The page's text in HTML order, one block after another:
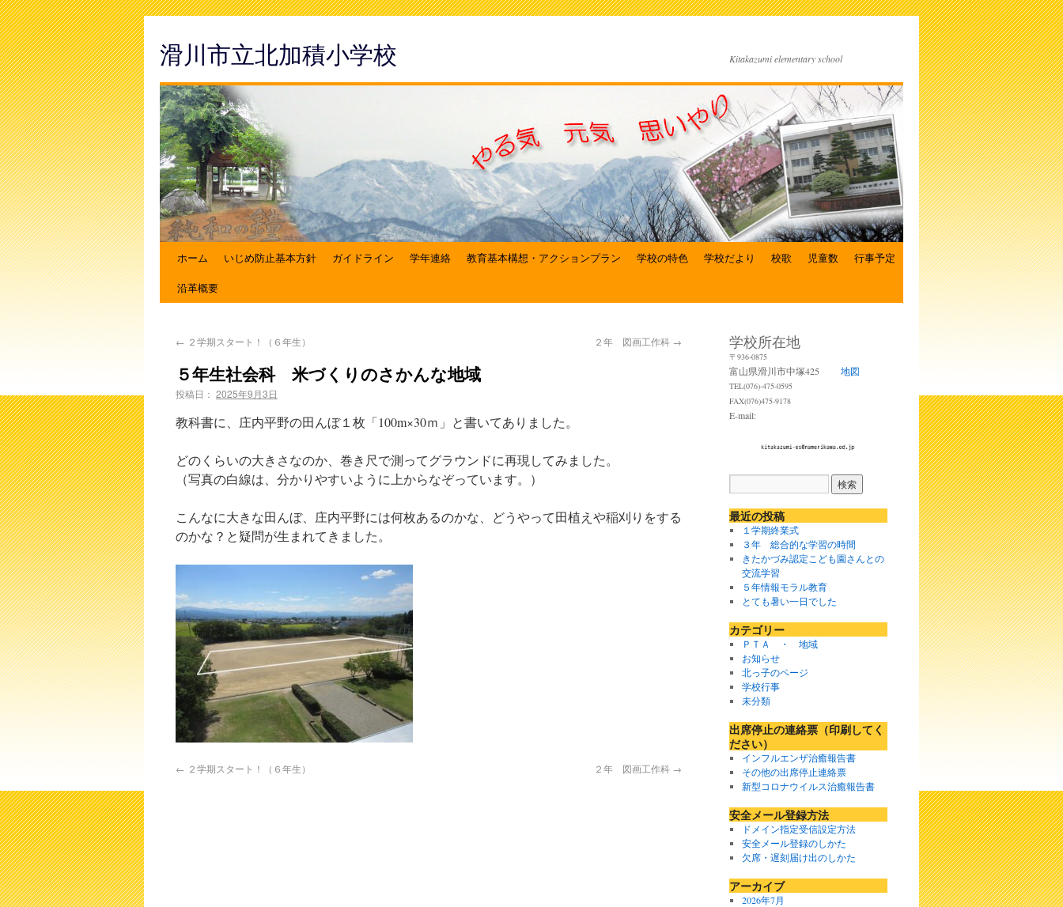
滑川市立北加積小学校 Kitakazumi elementary school
ホーム いじめ防止基本方針 ガイドライン 学年連絡 教育基本構想・アクションプラン 学校の特色 学校だより 校歌 児童数
行事予定
沿革概要
← ２学期スタート！（６年生） ２年 図画工作科 →
５年生社会科 米づくりのさかんな地域
投稿日： 2025年9月3日
教科書に、庄内平野の田んぼ１枚「100m×30ｍ」と書いてありました。
どのくらいの大きさなのか、巻き尺で測ってグラウンドに再現してみました。
（写真の白線は、分かりやすいように上からなぞっています。）
こんなに大きな田んぼ、庄内平野には何枚あるのかな、どうやって田植えや稲刈りをする
のかな？と疑問が生まれてきました。
← ２学期スタート！（６年生） ２年 図画工作科 →
学校所在地
〒936-0875
富山県滑川市中塚425 地図
TEL(076)-475-0595
FAX(076)475-9178
E-mail:
最近の投稿
１学期終業式
３年 総合的な学習の時間
きたかづみ認定こども園さんとの
交流学習
５年情報モラル教育
とても暑い一日でした
カテゴリー
ＰＴＡ ・ 地域
お知らせ
北っ子のページ
学校行事
未分類
出席停止の連絡票（印刷してく
ださい）
インフルエンザ治癒報告書
その他の出席停止連絡票
新型コロナウイルス治癒報告書
安全メール登録方法
ドメイン指定受信設定方法
安全メール登録のしかた
欠席・遅刻届け出のしかた
アーカイブ
2026年7月